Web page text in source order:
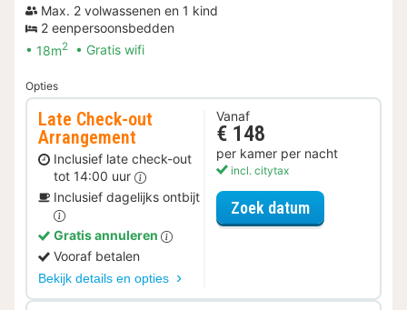
Max. 2 volwassenen en 1 kind
2 eenpersoonsbedden
18m2 Gratis wifi
Opties
Late Check-out
Arrangement
Inclusief late check-out
tot 14:00 uur
Inclusief dagelijks ontbijt
Gratis annuleren
Vooraf betalen
Bekijk details en opties
Vanaf
€ 148
per kamer per nacht
incl. citytax
Zoek datumvoor Late